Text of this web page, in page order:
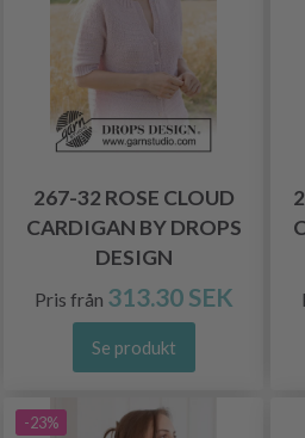
267-32 ROSE CLOUD
CARDIGAN BY DROPS
DESIGN
Pris från 313.30 SEK
Se produkt
-23%